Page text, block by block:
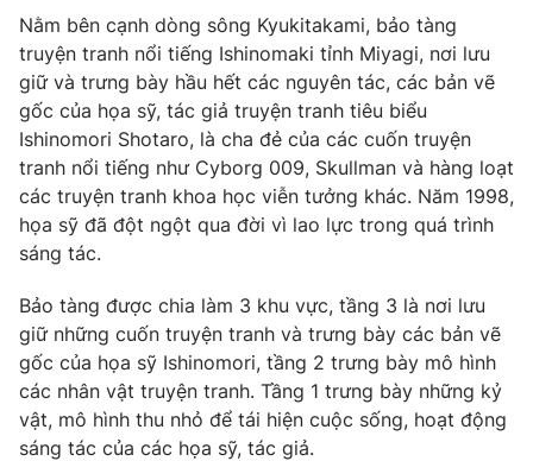
Góc doanh nghiệp
Truyền hình
Phim VTV
Hậu trường
Nhân vật
Khán giả
Giải sao mai
Giải trí
Điện ảnh
Âm nhạc
Sao
Đời sống
Du lịch
Làm đẹp
Chất lượng cuộc sống
Giáo dục
Học trực tuyến
Công nghệ
Hitech Công nghệ tương lai
Sản phẩm
Thị trường
Giao lưu trực tuyến
Lịch phát sóng
Nằm bên cạnh dòng sông Kyukitakami, bảo tàng
truyện tranh nổi tiếng Ishinomaki tỉnh Miyagi, nơi lưu
giữ và trưng bày hầu hết các nguyên tác, các bản vẽ
gốc của họa sỹ, tác giả truyện tranh tiêu biểu
Ishinomori Shotaro, là cha đẻ của các cuốn truyện
tranh nổi tiếng như Cyborg 009, Skullman và hàng loạt
các truyện tranh khoa học viễn tưởng khác. Năm 1998,
họa sỹ đã đột ngột qua đời vì lao lực trong quá trình
sáng tác.
Bảo tàng được chia làm 3 khu vực, tầng 3 là nơi lưu
giữ những cuốn truyện tranh và trưng bày các bản vẽ
gốc của họa sỹ Ishinomori, tầng 2 trưng bày mô hình
các nhân vật truyện tranh. Tầng 1 trưng bày những kỷ
vật, mô hình thu nhỏ để tái hiện cuộc sống, hoạt động
sáng tác của các họa sỹ, tác giả.